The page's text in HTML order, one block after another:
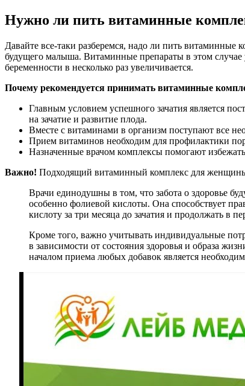
Нужно ли пить витаминные
Давайте все-таки разберемся, надо ли пить витаминные
будущего малыша. Витаминные препараты в этом
беременности в несколько раз увеличивается.
Почему рекомендуется принимать витаминные
Главным условием успешного зачатия является
на зачатие и развитие плода.
Вместе с витаминами в организм поступают все
Прием витаминов необходим для профилактики
Назначенные врачом комплексы помогают
Важно! Подходящий витаминный комплекс для женщины
Врачи единодушны в том, что забота о здоровье
особенно фолиевой кислоты. Она способствует
кислоту за три месяца до зачатия и продолжать в
Кроме того, важно учитывать индивидуальные
в зависимости от состояния здоровья и образа
началом приема любых добавок является